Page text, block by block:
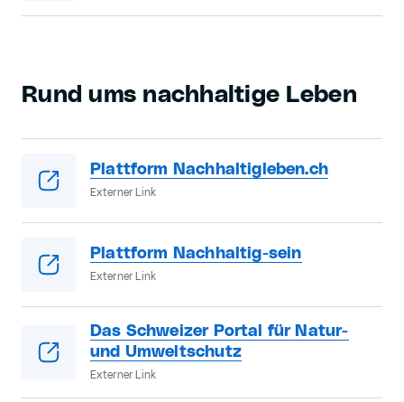
Rund ums nachhaltige Leben
Plattform Nachhaltigleben.ch
Externer Link
Plattform Nachhaltig-sein
Externer Link
Das Schweizer Portal für Natur-
und Umweltschutz
Externer Link